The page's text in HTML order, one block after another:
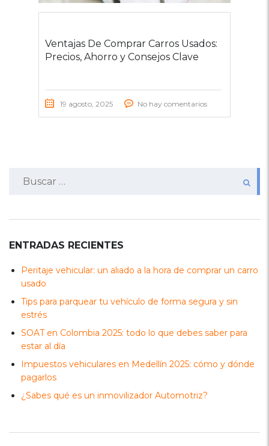
Ventajas De Comprar Carros Usados:
Precios, Ahorro y Consejos Clave
19 agosto, 2025 No hay comentarios
ENTRADAS RECIENTES
Peritaje vehicular: un aliado a la hora de comprar un carro
usado
Tips para parquear tu vehículo de forma segura y sin
estrés
SOAT en Colombia 2025: todo lo que debes saber para
estar al día
Impuestos vehiculares en Medellín 2025: cómo y dónde
pagarlos
¿Sabes qué es un inmovilizador Automotriz?